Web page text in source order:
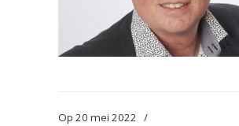
Op 20 mei 2022 /